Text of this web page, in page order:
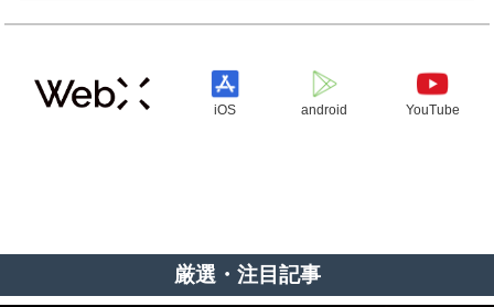
iOS android YouTube
厳選・注目記事